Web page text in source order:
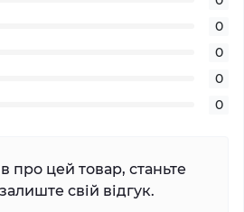
0
0
0
0
про цей товар, станьте
свій відгук.